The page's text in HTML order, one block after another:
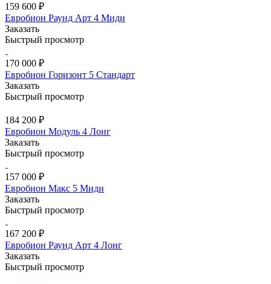
159 600 ₽
Евробион Раунд Арт 4 Миди
Заказать
Быстрый просмотр
170 000 ₽
Евробион Горизонт 5 Стандарт
Заказать
Быстрый просмотр
184 200 ₽
Евробион Модуль 4 Лонг
Заказать
Быстрый просмотр
157 000 ₽
Евробион Макс 5 Миди
Заказать
Быстрый просмотр
167 200 ₽
Евробион Раунд Арт 4 Лонг
Заказать
Быстрый просмотр